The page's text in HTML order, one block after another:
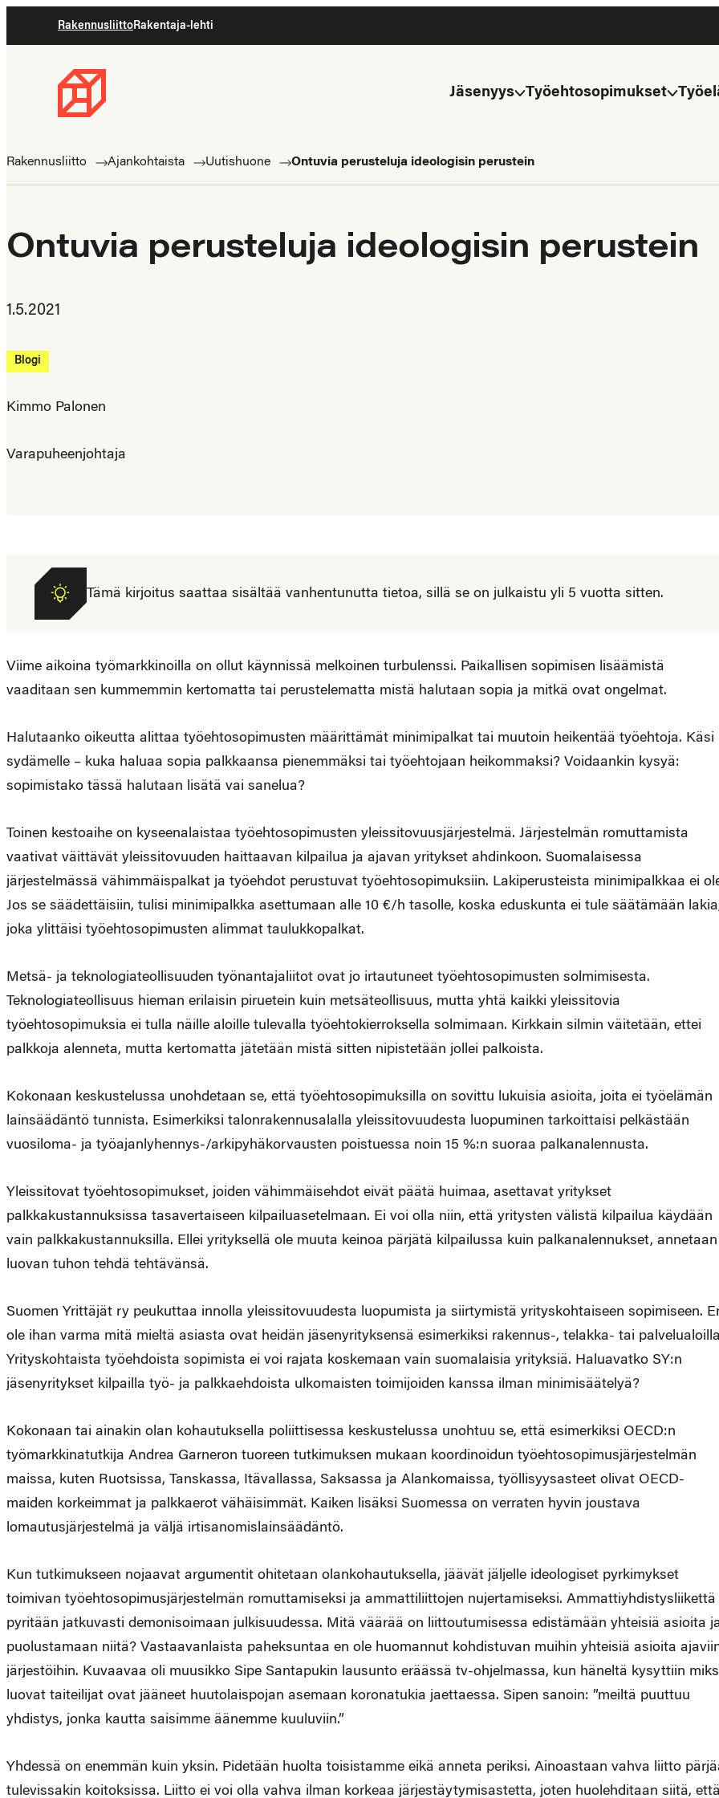
suoraan
RakennusliittoRakentaja-lehti
Rakennusliitto
ammattilaisten
Jäsenyys Työehtosopimukset
Rakennusliitto Ajankohtaista Uutishuone Ontuvia perusteluja ideologisin perustein
Ontuvia perusteluja ideologisin perustein
1.5.2021
Blogi
Kimmo Palonen
Varapuheenjohtaja
Tämä kirjoitus saattaa sisältää vanhentunutta tietoa, sillä se on julkaistu yli 5 vuotta sitten.
Viime aikoina työmarkkinoilla on ollut käynnissä melkoinen turbulenssi. Paikallisen sopimisen lisäämistä
vaaditaan sen kummemmin kertomatta tai perustelematta mistä halutaan sopia ja mitkä ovat ongelmat.
Halutaanko oikeutta alittaa työehtosopimusten määrittämät minimipalkat tai muutoin heikentää työehtoja. Käsi
sydämelle – kuka haluaa sopia palkkaansa pienemmäksi tai työehtojaan heikommaksi? Voidaankin kysyä:
sopimistako tässä halutaan lisätä vai sanelua?
Toinen kestoaihe on kyseenalaistaa työehtosopimusten yleissitovuusjärjestelmä. Järjestelmän romuttamista
vaativat väittävät yleissitovuuden haittaavan kilpailua ja ajavan yritykset ahdinkoon. Suomalaisessa
järjestelmässä vähimmäispalkat ja työehdot perustuvat työehtosopimuksiin. Lakiperusteista minimipalkkaa ei
Jos se säädettäisiin, tulisi minimipalkka asettumaan alle 10 €/h tasolle, koska eduskunta ei tule säätämään
joka ylittäisi työehtosopimusten alimmat taulukkopalkat.
Metsä- ja teknologiateollisuuden työnantajaliitot ovat jo irtautuneet työehtosopimusten solmimisesta.
Teknologiateollisuus hieman erilaisin piruetein kuin metsäteollisuus, mutta yhtä kaikki yleissitovia
työehtosopimuksia ei tulla näille aloille tulevalla työehtokierroksella solmimaan. Kirkkain silmin väitetään, ettei
palkkoja alenneta, mutta kertomatta jätetään mistä sitten nipistetään jollei palkoista.
Kokonaan keskustelussa unohdetaan se, että työehtosopimuksilla on sovittu lukuisia asioita, joita ei työelämän
lainsäädäntö tunnista. Esimerkiksi talonrakennusalalla yleissitovuudesta luopuminen tarkoittaisi pelkästään
vuosiloma- ja työajanlyhennys-/arkipyhäkorvausten poistuessa noin 15 %:n suoraa palkanalennusta.
Yleissitovat työehtosopimukset, joiden vähimmäisehdot eivät päätä huimaa, asettavat yritykset
palkkakustannuksissa tasavertaiseen kilpailuasetelmaan. Ei voi olla niin, että yritysten välistä kilpailua käydään
vain palkkakustannuksilla. Ellei yrityksellä ole muuta keinoa pärjätä kilpailussa kuin palkanalennukset, annetaan
luovan tuhon tehdä tehtävänsä.
Suomen Yrittäjät ry peukuttaa innolla yleissitovuudesta luopumista ja siirtymistä yrityskohtaiseen sopimiseen.
ole ihan varma mitä mieltä asiasta ovat heidän jäsenyrityksensä esimerkiksi rakennus-, telakka- tai
Yrityskohtaista työehdoista sopimista ei voi rajata koskemaan vain suomalaisia yrityksiä. Haluavatko SY:n
jäsenyritykset kilpailla työ- ja palkkaehdoista ulkomaisten toimijoiden kanssa ilman minimisäätelyä?
Kokonaan tai ainakin olan kohautuksella poliittisessa keskustelussa unohtuu se, että esimerkiksi OECD:n
työmarkkinatutkija Andrea Garneron tuoreen tutkimuksen mukaan koordinoidun työehtosopimusjärjestelmän
maissa, kuten Ruotsissa, Tanskassa, Itävallassa, Saksassa ja Alankomaissa, työllisyysasteet olivat OECD-
maiden korkeimmat ja palkkaerot vähäisimmät. Kaiken lisäksi Suomessa on verraten hyvin joustava
lomautusjärjestelmä ja väljä irtisanomislainsäädäntö.
Kun tutkimukseen nojaavat argumentit ohitetaan olankohautuksella, jäävät jäljelle ideologiset pyrkimykset
toimivan työehtosopimusjärjestelmän romuttamiseksi ja ammattiliittojen nujertamiseksi. Ammattiyhdistysliikettä
pyritään jatkuvasti demonisoimaan julkisuudessa. Mitä väärää on liittoutumisessa edistämään yhteisiä asioita
puolustamaan niitä? Vastaavanlaista paheksuntaa en ole huomannut kohdistuvan muihin yhteisiä asioita
järjestöihin. Kuvaavaa oli muusikko Sipe Santapukin lausunto eräässä tv-ohjelmassa, kun häneltä kysyttiin
luovat taiteilijat ovat jääneet huutolaispojan asemaan koronatukia jaettaessa. Sipen sanoin: ”meiltä puuttuu
yhdistys, jonka kautta saisimme äänemme kuuluviin.”
Yhdessä on enemmän kuin yksin. Pidetään huolta toisistamme eikä anneta periksi. Ainoastaan vahva liitto
tulevissakin koitoksissa. Liitto ei voi olla vahva ilman korkeaa järjestäytymisastetta, joten huolehditaan siitä,